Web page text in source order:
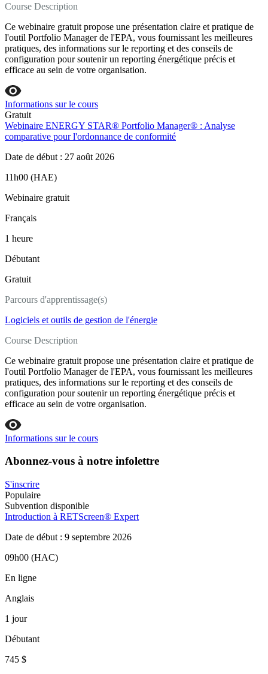
Course Description
Ce webinaire gratuit propose une présentation claire et pratique de
l'outil Portfolio Manager de l'EPA, vous fournissant les meilleures
pratiques, des informations sur le reporting et des conseils de
configuration pour soutenir un reporting énergétique précis et
efficace au sein de votre organisation.
Informations sur le cours
Gratuit
Webinaire ENERGY STAR® Portfolio Manager® : Analyse
comparative pour l'ordonnance de conformité
Date de début : 27 août 2026
11h00 (HAE)
Webinaire gratuit
Français
1 heure
Débutant
Gratuit
Parcours d'apprentissage(s)
Logiciels et outils de gestion de l'énergie
Course Description
Ce webinaire gratuit propose une présentation claire et pratique de
l'outil Portfolio Manager de l'EPA, vous fournissant les meilleures
pratiques, des informations sur le reporting et des conseils de
configuration pour soutenir un reporting énergétique précis et
efficace au sein de votre organisation.
Informations sur le cours
Abonnez-vous à notre infolettre
S'inscrire
Populaire
Subvention disponible
Introduction à RETScreen® Expert
Date de début : 9 septembre 2026
09h00 (HAC)
En ligne
Anglais
1 jour
Débutant
745 $